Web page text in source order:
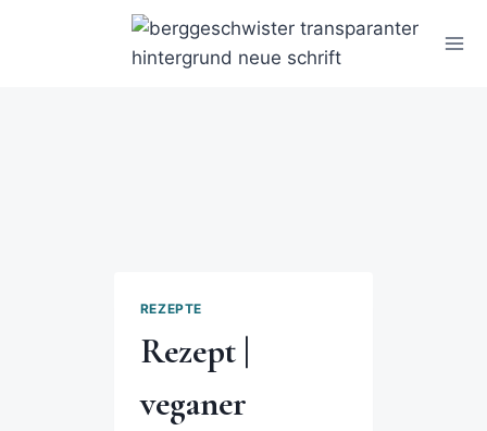
REZEPTE
Rezept |
veganer